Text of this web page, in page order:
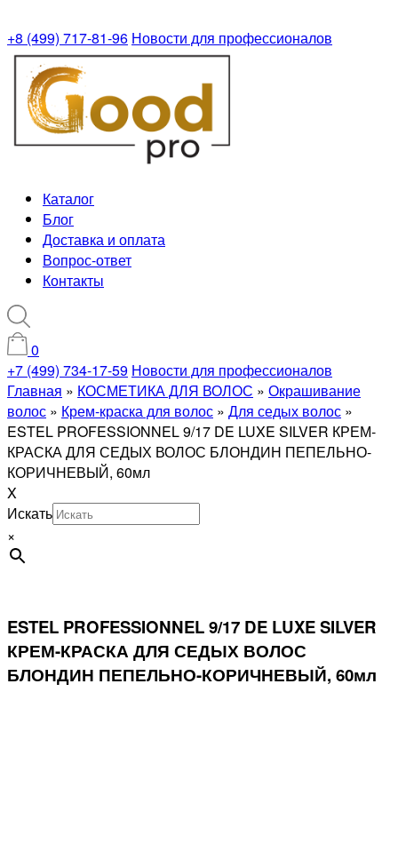
+8 (499) 717-81-96 Новости для профессионалов
Каталог
Блог
Доставка и оплата
Вопрос-ответ
Контакты
0
+7 (499) 734-17-59 Новости для профессионалов
Главная » КОСМЕТИКА ДЛЯ ВОЛОС » Окрашивание
волос » Крем-краска для волос » Для седых волос »
ESTEL PROFESSIONNEL 9/17 DE LUXE SILVER КРЕМ-
КРАСКА ДЛЯ СЕДЫХ ВОЛОС БЛОНДИН ПЕПЕЛЬНО-
КОРИЧНЕВЫЙ, 60мл
X
Искать
×
ESTEL PROFESSIONNEL 9/17 DE LUXE SILVER
КРЕМ-КРАСКА ДЛЯ СЕДЫХ ВОЛОС
БЛОНДИН ПЕПЕЛЬНО-КОРИЧНЕВЫЙ, 60мл